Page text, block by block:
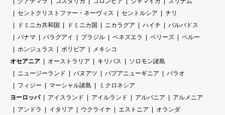
セントクリストファー・ネーヴィス
セントルシア
チリ
ドミニカ共和国
ドミニカ国 ニカラグア ハイチ
バルバドス
パナマ
パラグアイ ブラジル ベネズエラ ベリーズ
ペルー
ホンジュラス
ボリビア
メキシコ
オセアニア
オーストラリア キリバス
ソロモン諸島
ニュージーランド
バヌアツ パプアニューギニア
パラオ
フィジー
マーシャル諸島
ミクロネシア
ヨーロッパ
アイスランド アイルランド アルバニア
アルメニア
アンドラ
イタリア ウクライナ エストニア
オランダ